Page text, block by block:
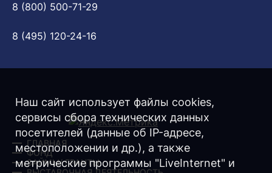
8 (800) 500-71-29
8 (495) 120-24-16
ГЛАВНАЯ
ФОНД
ЗАЙМЫ/ ГРАНТЫ
Наш сайт использует файлы cookies,
сервисы сбора технических данных
посетителей (данные об IP-адресе,
местоположении и др.), а также
метрические программы "LiveInternet" и